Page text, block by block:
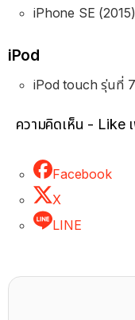
iPhone SE (2015)
iPod
iPod touch รุ่นที่
ความคิดเห็น - Like
Facebook
X
LINE